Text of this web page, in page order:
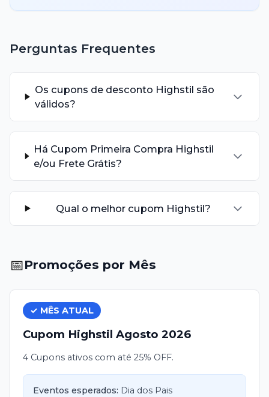
Perguntas Frequentes
Os cupons de desconto Highstil são
válidos?
Há Cupom Primeira Compra Highstil
e/ou Frete Grátis?
Qual o melhor cupom Highstil?
📅Promoções por Mês
✓ MÊS ATUAL
Cupom Highstil Agosto 2026
4 Cupons ativos com até 25% OFF.
Eventos esperados: Dia dos Pais